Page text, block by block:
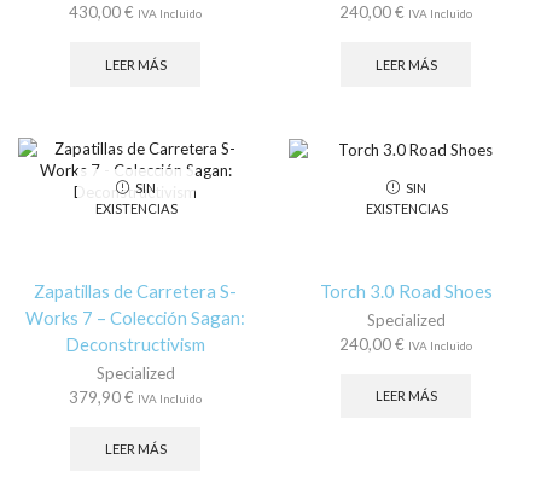
430,00€ IVA Incluido
LEER MÁS
240,00€ IVA Incluido
LEER MÁS
SIN
EXISTENCIAS
Zapatillas de Carretera S-
Works 7 – Colección Sagan:
Deconstructivism
Specialized
379,90€ IVA Incluido
LEER MÁS
SIN
EXISTENCIAS
Torch 3.0 Road Shoes
Specialized
240,00€ IVA Incluido
LEER MÁS